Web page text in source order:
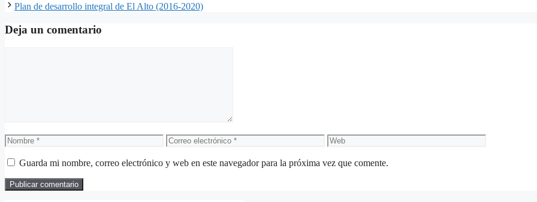
Plan de desarrollo integral de El Alto (2016-2020)
Deja un comentario
Nombre
Correo
electrónico
Web
Guarda mi nombre, correo electrónico y web en este navegador para la próxima vez que comente.